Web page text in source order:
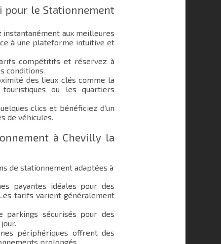
pour le Stationnement
instantanément aux meilleures
à une plateforme intuitive et
compétitifs et réservez à
conditions.
des lieux clés comme la
ou les quartiers
clics et bénéficiez d’un
de véhicules.
à Chevilly la
de stationnement adaptées à
payantes idéales pour des
tarifs varient généralement
sécurisés pour des
périphériques offrent des
prolongés.